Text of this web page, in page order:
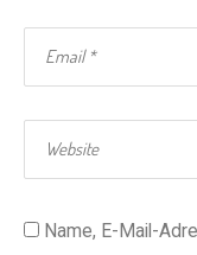
Name, E-Mail-